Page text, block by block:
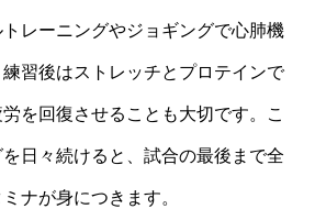
レーニングやジョギングで心肺機
習後はストレッチとプロテインで
を回復させることも大切です。こ
日々続けると、試合の最後まで全
ナが身につきます。